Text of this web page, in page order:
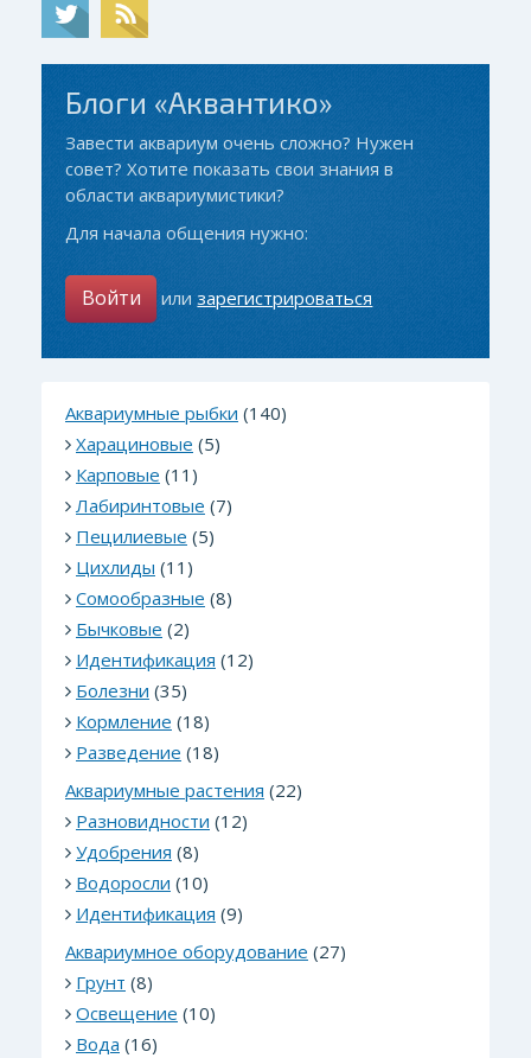
Блоги «Аквантико»
Завести аквариум очень сложно? Нужен
совет? Хотите показать свои знания в
области аквариумистики?
Для начала общения нужно:
Войти илизарегистрироваться
Аквариумные рыбки (140)
Харациновые (5)
Карповые (11)
Лабиринтовые (7)
Пецилиевые (5)
Цихлиды (11)
Сомообразные (8)
Бычковые (2)
Идентификация (12)
Болезни (35)
Кормление (18)
Разведение (18)
Аквариумные растения (22)
Разновидности (12)
Удобрения (8)
Водоросли (10)
Идентификация (9)
Аквариумное оборудование (27)
Грунт (8)
Освещение (10)
Вода (16)